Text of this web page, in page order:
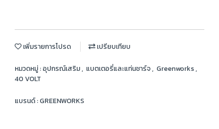
เพิ่มรายการโปรด เปรียบเทียบ
หมวดหมู่ :อุปกรณ์เสริม, แบตเตอรี่และแท่นชาร์จ, Greenworks,
40 VOLT
แบรนด์ :GREENWORKS